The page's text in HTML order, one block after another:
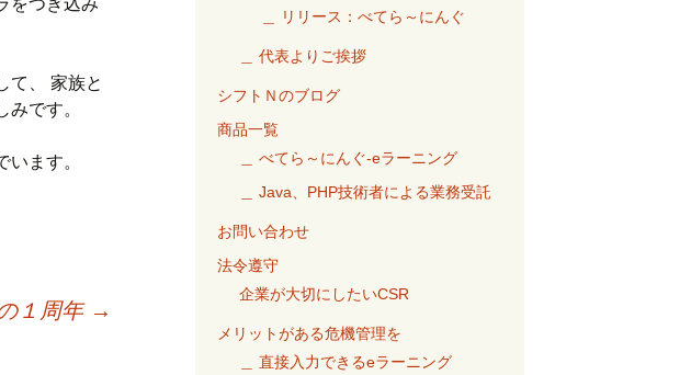
をつぎ込み
て、 家族と
です。
ます。
１周年 →
＿ リリース：べてら～にんぐ
＿ 代表よりご挨拶
シフトＮのブログ
商品一覧
＿ べてら～にんぐ-eラーニング
＿ Java、PHP技術者による業務受託
お問い合わせ
法令遵守
企業が大切にしたいCSR
メリットがある危機管理を
＿ 直接入力できるeラーニング